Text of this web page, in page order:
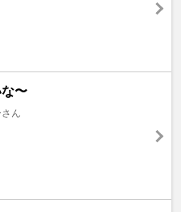
〜
ん